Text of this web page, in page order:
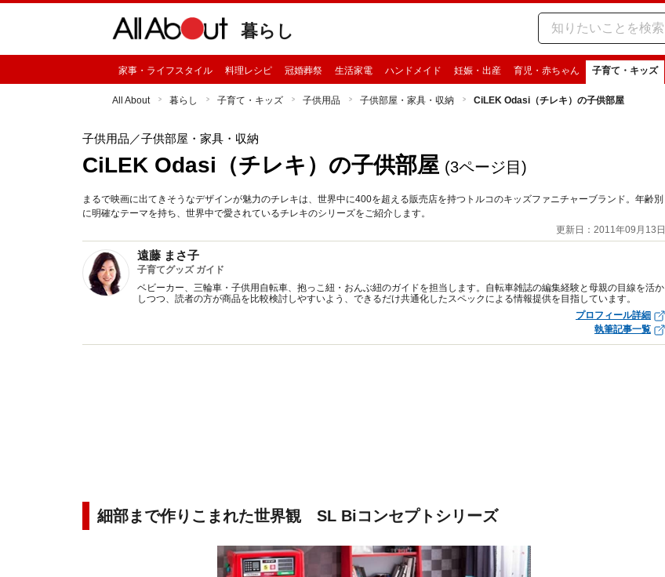
暮らし
家事・ライフスタイル 料理レシピ 冠婚葬祭 生活家電 ハンドメイド 妊娠・出産 育児・赤ちゃん 子育て・キッズ
All About 暮らし 子育て・キッズ 子供用品 子供部屋・家具・収納 CiLEK Odasi（チレキ）の子供部屋
子供用品 ／子供部屋・家具・収納
CiLEK Odasi（チレキ）の子供部屋 (3ページ目)
まるで映画に出てきそうなデザインが魅力のチレキは、世界中に400を超える販売店を持つトルコのキッズファニチャーブランド。年齢別
に明確なテーマを持ち、世界中で愛されているチレキのシリーズをご紹介します。
更新日：2011年09月13日
遠藤 まさ子
子育てグッズ ガイド
ベビーカー、三輪車・子供用自転車、抱っこ紐・おんぶ紐のガイドを担当します。自転車雑誌の編集経験と母親の目線を活か
しつつ、読者の方が商品を比較検討しやすいよう、できるだけ共通化したスペックによる情報提供を目指しています。
プロフィール詳細
執筆記事一覧
細部まで作りこまれた世界観 SL Biコンセプトシリーズ